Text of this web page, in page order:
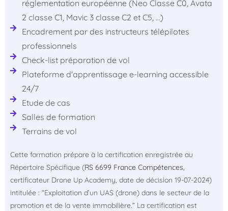
réglementation européenne (Neo Classe C0, Avata
2 classe C1, Mavic 3 classe C2 et C5, …)
Encadrement par des instructeurs télépilotes
professionnels
Check-list préparation de vol
Plateforme d'apprentissage e-learning accessible
24/7
Etude de cas
Salles de formation
Terrains de vol
Cette formation prépare à la certification enregistrée au
Répertoire Spécifique (RS 6699 France Compétences,
certificateur Drone Up Academy, date de décision 19-07-2024)
intitulée : “Exploitation d’un UAS (drone) dans le secteur de la
promotion et de la vente immobilière.” La certification est